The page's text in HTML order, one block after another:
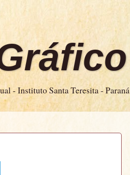
- Instituto Santa Teresita - Paraná